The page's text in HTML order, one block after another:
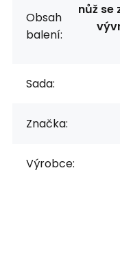
Obsah
balení:
nůž se
Sada:
Značka:
Výrobce: